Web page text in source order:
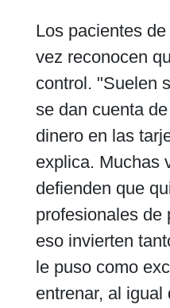
Los pacientes
vez reconocen
control. "Suelen
se dan cuenta
dinero en las
explica. Muchas
defienden que
profesionales de
eso invierten
le puso como
entrenar, al